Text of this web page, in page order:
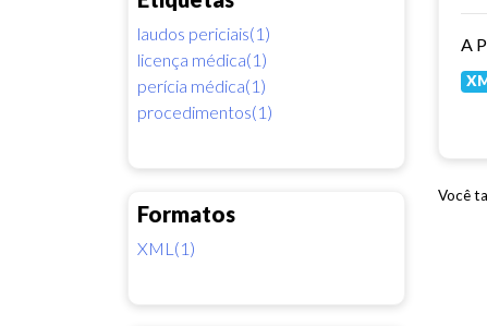
laudos periciais(1)
licença médica(1)
perícia médica(1)
procedimentos(1)
Formatos
XML(1)
Você